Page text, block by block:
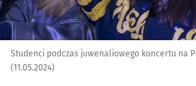
Studenci podczas juwenaliowego koncertu na
(11.05.2024)